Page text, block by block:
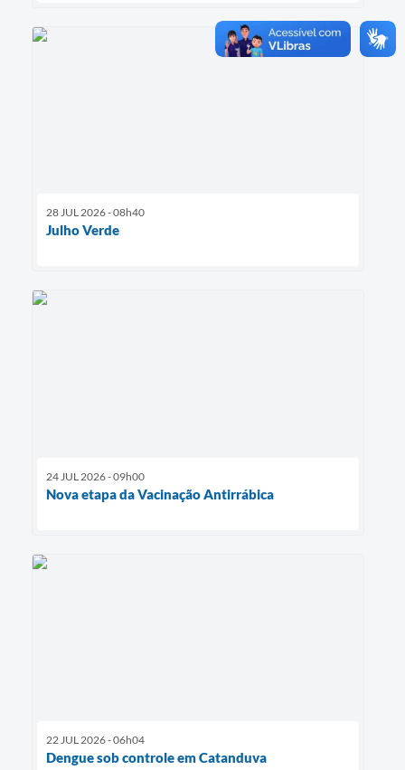
28 JUL 2026 - 08h40
Julho Verde
24 JUL 2026 - 09h00
Nova etapa da Vacinação Antirrábica
22 JUL 2026 - 06h04
Dengue sob controle em Catanduva